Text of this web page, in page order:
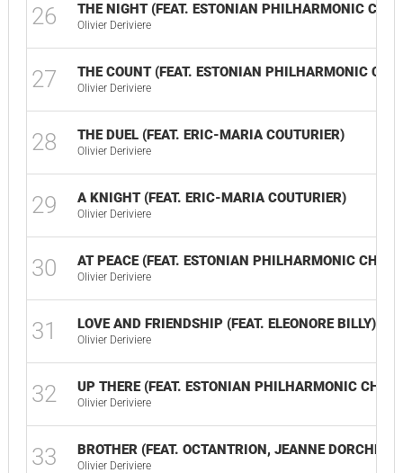
26 THE NIGHT (FEAT. ESTONIAN PHILHARMONIC
Olivier Deriviere
27 THE COUNT (FEAT. ESTONIAN PHILHARMONIC
Olivier Deriviere
28 THE DUEL (FEAT. ERIC-MARIA COUTURIER)
Olivier Deriviere
29 A KNIGHT (FEAT. ERIC-MARIA COUTURIER)
Olivier Deriviere
30 AT PEACE (FEAT. ESTONIAN PHILHARMONIC
Olivier Deriviere
31 LOVE AND FRIENDSHIP (FEAT. ELEONORE BILLY)
Olivier Deriviere
32 UP THERE (FEAT. ESTONIAN PHILHARMONIC
Olivier Deriviere
33 BROTHER (FEAT. OCTANTRION, JEANNE DORCHE
Olivier Deriviere